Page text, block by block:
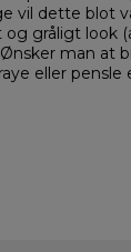
vil dette blot
og gråligt look
man at
eller